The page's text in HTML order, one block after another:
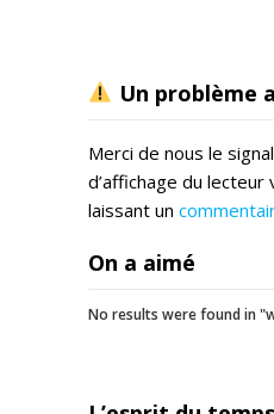
Un problème
Merci de nous le
d’affichage du
laissant un
On a aimé
No results were found in